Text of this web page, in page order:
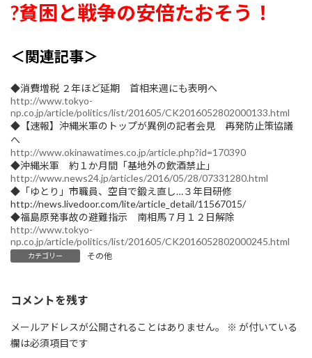
?貧困と戦争の安倍たおそう！
＜関連記事＞
◆消費増税 ２年ほど延期 首相来週にも表明へ
http://www.tokyo-
np.co.jp/article/politics/list/201605/CK2016052802000133.html
◆【速報】沖縄米軍のトップが異例の記者会見 再発防止策協議
へ
http://www.okinawatimes.co.jp/article.php?id=170390
◆沖縄米軍 約１か月間「基地外の飲酒禁止」
http://www.news24.jp/articles/2016/05/28/07331280.html
◆「ゆとり」市職員、空自で鍛え直し…３年目研修
http://news.livedoor.com/lite/article_detail/11567015/
◆福島原発事故の避難指示 南相馬７月１２日解除
http://www.tokyo-
np.co.jp/article/politics/list/201605/CK2016052802000245.html
カテゴリー その他
コメントを残す
メールアドレスが公開されることはありません。 ※ が付いている
欄は必須項目です